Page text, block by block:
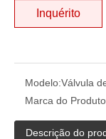
Inquérito
Modelo:Válvula
Marca do
Descrição do